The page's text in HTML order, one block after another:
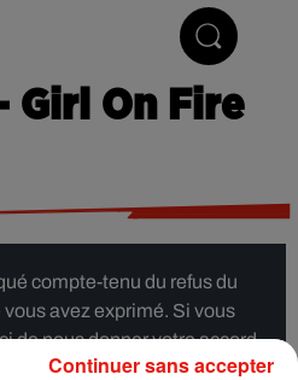
Girl On Fire
compte-tenu du refus du
avez exprimé. Si vous
de nous donner votre accord
le bouton ci-dessous.
Continuer sans accepter